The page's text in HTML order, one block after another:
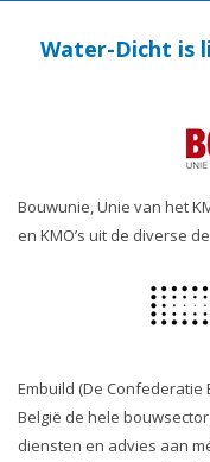
Water-Dicht is
Bouwunie, Unie van het
en KMO’s uit de diverse
Embuild (De
België de hele
diensten en advies aan